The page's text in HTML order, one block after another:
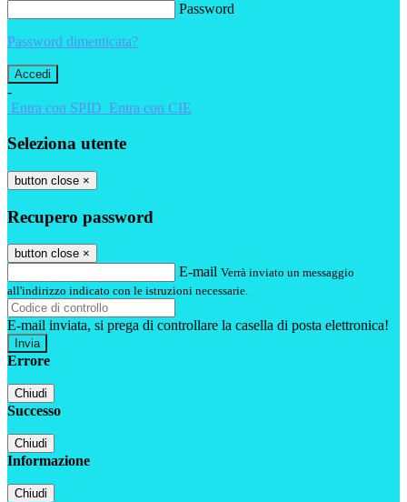
Password
Password dimenticata?
-
Entra con SPID Entra con CIE
Seleziona utente
button close ×
Recupero password
button close ×
E-mail Verrà inviato un messaggio
all'indirizzo indicato con le istruzioni necessarie.
E-mail inviata, si prega di controllare la casella di posta elettronica!
Errore
Chiudi
Successo
Chiudi
Informazione
Chiudi